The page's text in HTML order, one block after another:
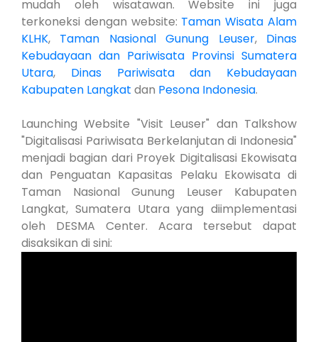
mudah oleh wisatawan. Website ini juga
terkoneksi dengan website: Taman Wisata Alam
KLHK, Taman Nasional Gunung Leuser,Dinas
Kebudayaan dan Pariwisata Provinsi Sumatera
Utara, Dinas Pariwisata dan Kebudayaan
Kabupaten Langkat dan Pesona Indonesia.
Launching Website "Visit Leuser" dan Talkshow
"Digitalisasi Pariwisata Berkelanjutan di Indonesia"
menjadi bagian dari Proyek Digitalisasi Ekowisata
dan Penguatan Kapasitas Pelaku Ekowisata di
Taman Nasional Gunung Leuser Kabupaten
Langkat, Sumatera Utara yang diimplementasi
oleh DESMA Center. Acara tersebut dapat
disaksikan di sini: